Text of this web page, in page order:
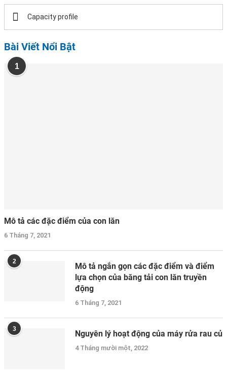
Capacity profile
Bài Viết Nổi Bật
1
Mô tả các đặc điểm của con lăn
6 Tháng 7, 2021
2
Mô tả ngắn gọn các đặc điểm và điểm
lựa chọn của băng tải con lăn truyền
động
6 Tháng 7, 2021
3 Nguyên lý hoạt động của máy rửa rau củ
4 Tháng mười một, 2022